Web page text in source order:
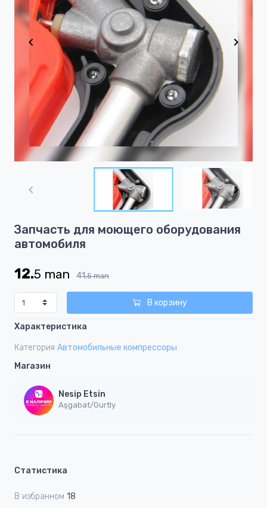
1
of
Запчасть для моющего оборудования
автомобиля
12.5 man 41.5 man
В корзину
Характеристика
Категория Автомобильные компрессоры
Магазин
Nesip Etsin
Aşgabat/Gurtly
Статистика
В избранном 18